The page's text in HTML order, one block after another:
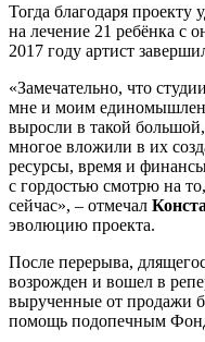
Тогда благодаря проекту
на лечение 21 ребёнка с
2017 году артист
«Замечательно, что
мне и моим
выросли в такой
многое вложили в их
ресурсы, время и
с гордостью смотрю на
сейчас», – отмечал
эволюцию проекта.
После перерыва,
возрожден и вошел в
вырученные от продажи
помощь подопечным